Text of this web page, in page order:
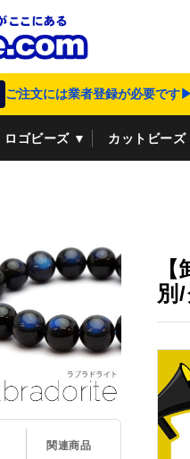
ご注文には業者登録が必要です▶
ロゴビーズ ▼ カットビー
関連商品
別